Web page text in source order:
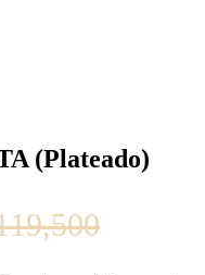
(Plateado)
Original